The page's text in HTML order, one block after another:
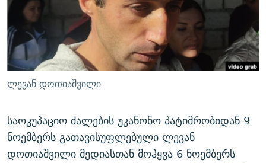
ᲛᲝᲚᲐᲞᲐᲠᲐᲙᲔ ᲢᲔᲥᲡᲢᲔᲑᲘ
ᲨᲘᲜ - ᲣᲪᲮᲝᲔᲗᲨᲘ
ᲚᲘᲢᲔᲠᲐᲢᲣᲠᲣᲚᲘ ᲬᲐᲮᲜᲐᲒᲔᲑᲘ
ᲐᲛᲔᲠᲘᲙᲣᲚᲘ ᲛᲝᲗᲮᲠᲝᲑᲐ
ᲩᲔᲛᲘ ᲡᲘᲙᲕᲓᲘᲚᲘᲡ ᲛᲘᲖᲔᲖᲘᲐ COVID-19
11 ᲬᲔᲚᲘ - 11 ᲐᲛᲑᲐᲕᲘ
ᲡᲐᲞᲐᲠᲚᲐᲛᲔᲜᲢᲝ ᲐᲠᲩᲔᲕᲜᲔᲑᲘᲡ ᲘᲡᲢᲝᲠᲘᲐ
ᲑᲐᲕᲨᲕᲔᲑᲘ ᲞᲠᲝᲡᲢᲘᲢᲣᲪᲘᲐᲨᲘ - ᲐᲛᲝᲣᲗᲥᲛᲔᲚᲘ ᲐᲛᲑᲐᲕᲘ
ᲐᲒᲕᲘᲡᲢᲝᲡ ᲝᲛᲘ
ПРИВЕТ ᲙᲣᲚᲢᲣᲠᲐ
ᲒᲐᲛᲝᲘᲬᲔᲠᲔ
რთე/რთ-ის ყველა საიტი
ლევან დოთიაშვილი
საოკუპაციო ძალების უკანონო პატიმრობიდან 9
ნოემბერს გათავისუფლებული ლევან
დოთიაშვილი მედიასთან მოჰყვა 6 ნოემბერს